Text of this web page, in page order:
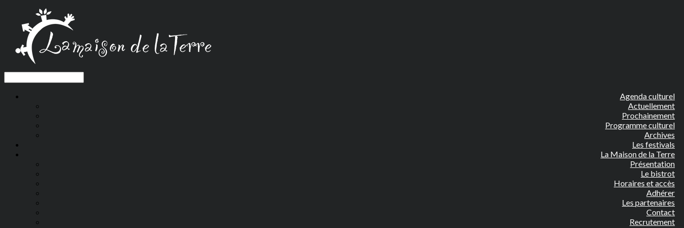
Agenda culturel
Actuellement
Prochainement
Programme culturel
Archives
Les festivals
La Maison de la Terre
Présentation
Le bistrot
Horaires et accès
Adhérer
Les partenaires
Contact
Recrutement